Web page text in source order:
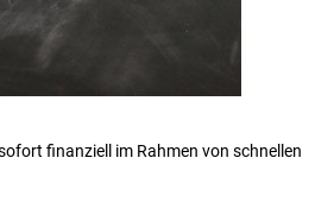
finanziell im Rahmen von schnellen